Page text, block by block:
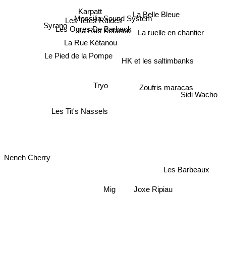
Massilia Sound System
La Rue Ketanou
Les Ogres De Barback
Les Tetes Raides
Karpatt
La Rue Kétanou
Tryo
Le Pied de la Pompe
Les Tit's Nassels
Syrano
HK et les saltimbanks
La Belle Bleue
Zoufris maracas
Sidi Wacho
La ruelle en chantier
Neneh Cherry
Mig
Les Barbeaux
Joxe Ripiau